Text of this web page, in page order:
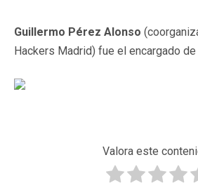
Guillermo Pérez Alonso
Hackers Madrid) fue el encargado de
Valora este